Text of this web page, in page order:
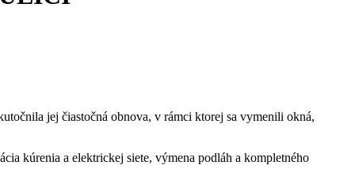
jej čiastočná obnova, v rámci ktorej sa vymenili okná,
kúrenia a elektrickej siete, výmena podláh a kompletného